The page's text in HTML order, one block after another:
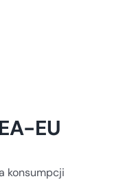
EU
konsumpcji